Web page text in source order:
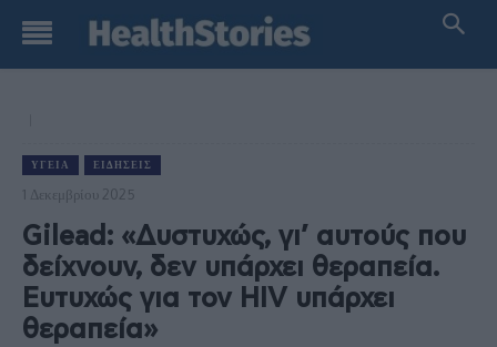
ΥΓΕΊΑ ΕΙΔΉΣΕΙΣ
1 Δεκεμβρίου 2025
Gilead: «Δυστυχώς, γι’ αυτούς που
δείχνουν, δεν υπάρχει θεραπεία.
Ευτυχώς για τον HIV υπάρχει
θεραπεία»